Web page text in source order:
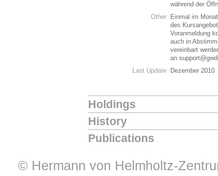
während der
Other
Einmal im
des
Voranmeldung
auch in
vereinbart
an
Last Update
Dezember 2010
Holdings
History
Publications
© Hermann von Helmholtz-